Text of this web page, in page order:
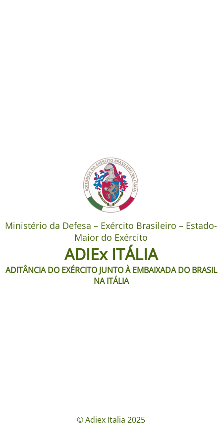
Ministério da Defesa – Exército Brasileiro – Estado-
Maior do Exército
ADIEx ITÁLIA
ADITÂNCIA DO EXÉRCITO JUNTO À EMBAIXADA DO BRASIL
NA ITÁLIA
© Adiex Italia 2025